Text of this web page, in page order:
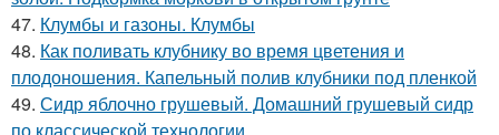
47. Клумбы и газоны. Клумбы
48. Как поливать клубнику во время цветения и
плодоношения. Капельный полив клубники под пленкой
49. Сидр яблочно грушевый. Домашний грушевый сидр